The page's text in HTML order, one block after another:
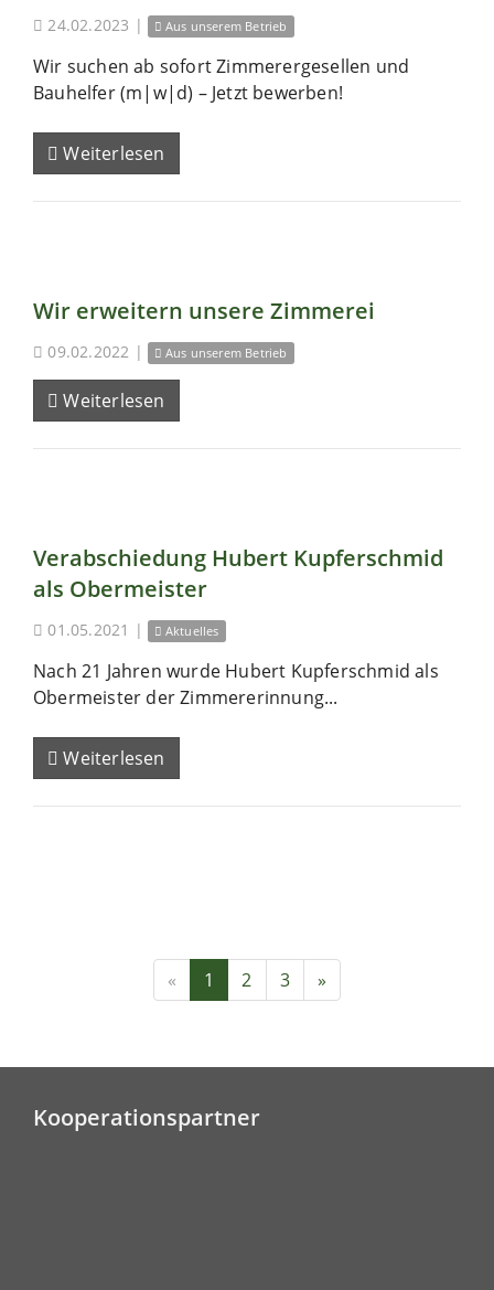
24.02.2023 | Aus unserem Betrieb
Wir suchen ab sofort Zimmerergesellen und
Bauhelfer (m|w|d) – Jetzt bewerben!
Weiterlesen
Wir erweitern unsere Zimmerei
09.02.2022 | Aus unserem Betrieb
Weiterlesen
Verabschiedung Hubert Kupferschmid
als Obermeister
01.05.2021 | Aktuelles
Nach 21 Jahren wurde Hubert Kupferschmid als
Obermeister der Zimmererinnung...
Weiterlesen
« 1 2 3 »
Kooperationspartner